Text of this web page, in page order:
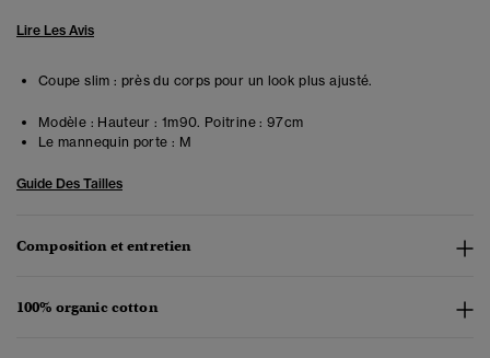
Lire Les Avis
Coupe slim : près du corps pour un look plus ajusté.
Modèle : Hauteur : 1m90. Poitrine : 97cm
Le mannequin porte : M
Guide Des Tailles
Composition et entretien
100% organic cotton